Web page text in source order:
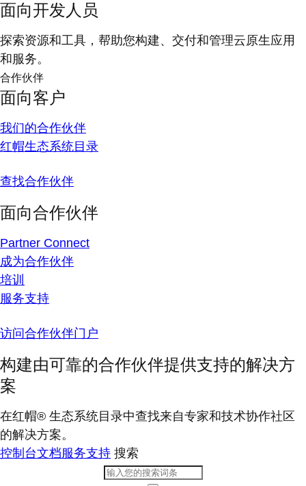
面向开发人员
探索资源和工具，帮助您构建、交付和管理云原生应用
和服务。
合作伙伴
面向客户
我们的合作伙伴
红帽生态系统目录
查找合作伙伴
面向合作伙伴
Partner Connect
成为合作伙伴
培训
服务支持
访问合作伙伴门户
构建由可靠的合作伙伴提供支持的解决方
案
在红帽® 生态系统目录中查找来自专家和技术协作社区
的解决方案。
控制台文档服务支持 搜索